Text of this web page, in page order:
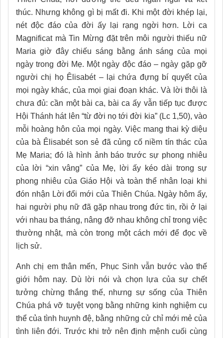
thúc. Nhưng không gì bị mất đi. Khi một đời khép lại,
nét độc đáo của đời ấy lại rạng ngời hơn. Lời ca
Magnificat mà Tin Mừng đặt trên môi người thiếu nữ
Maria giờ đây chiếu sáng bằng ánh sáng của mọi
ngày trong đời Mẹ. Một ngày độc đáo – ngày gặp gỡ
người chị họ Êlisabét – lại chứa đựng bí quyết của
mọi ngày khác, của mọi giai đoạn khác. Và lời thôi là
chưa đủ: cần một bài ca, bài ca ấy vẫn tiếp tục được
Hội Thánh hát lên “từ đời nọ tới đời kia” (Lc 1,50), vào
mỗi hoàng hôn của mọi ngày. Việc mang thai kỳ diệu
của bà Êlisabét son sẻ đã củng cố niềm tín thác của
Mẹ Maria; đó là hình ảnh báo trước sự phong nhiêu
của lời “xin vâng” của Mẹ, lời ấy kéo dài trong sự
phong nhiêu của Giáo Hội và toàn thể nhân loại khi
đón nhận Lời đổi mới của Thiên Chúa. Ngày hôm ấy,
hai người phụ nữ đã gặp nhau trong đức tin, rồi ở lại
với nhau ba tháng, nâng đỡ nhau không chỉ trong việc
thường nhật, mà còn trong một cách mới để đọc về
lịch sử.
Anh chị em thân mến, Phục Sinh vẫn bước vào thế
giới hôm nay. Dù lời nói và chọn lựa của sự chết
tưởng chừng thắng thế, nhưng sự sống của Thiên
Chúa phá vỡ tuyệt vọng bằng những kinh nghiệm cụ
thể của tình huynh đệ, bằng những cử chỉ mới mẻ của
tình liên đới. Trước khi trở nên định mệnh cuối cùng